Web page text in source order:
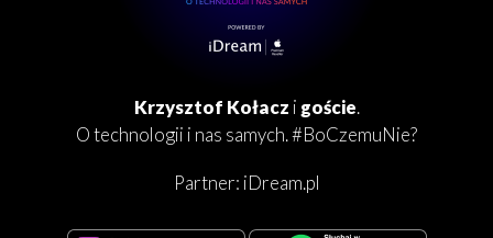
Krzysztof Kołacz i goście.
O technologii i nas samych. #BoCzemuNie?
Partner: iDream.pl